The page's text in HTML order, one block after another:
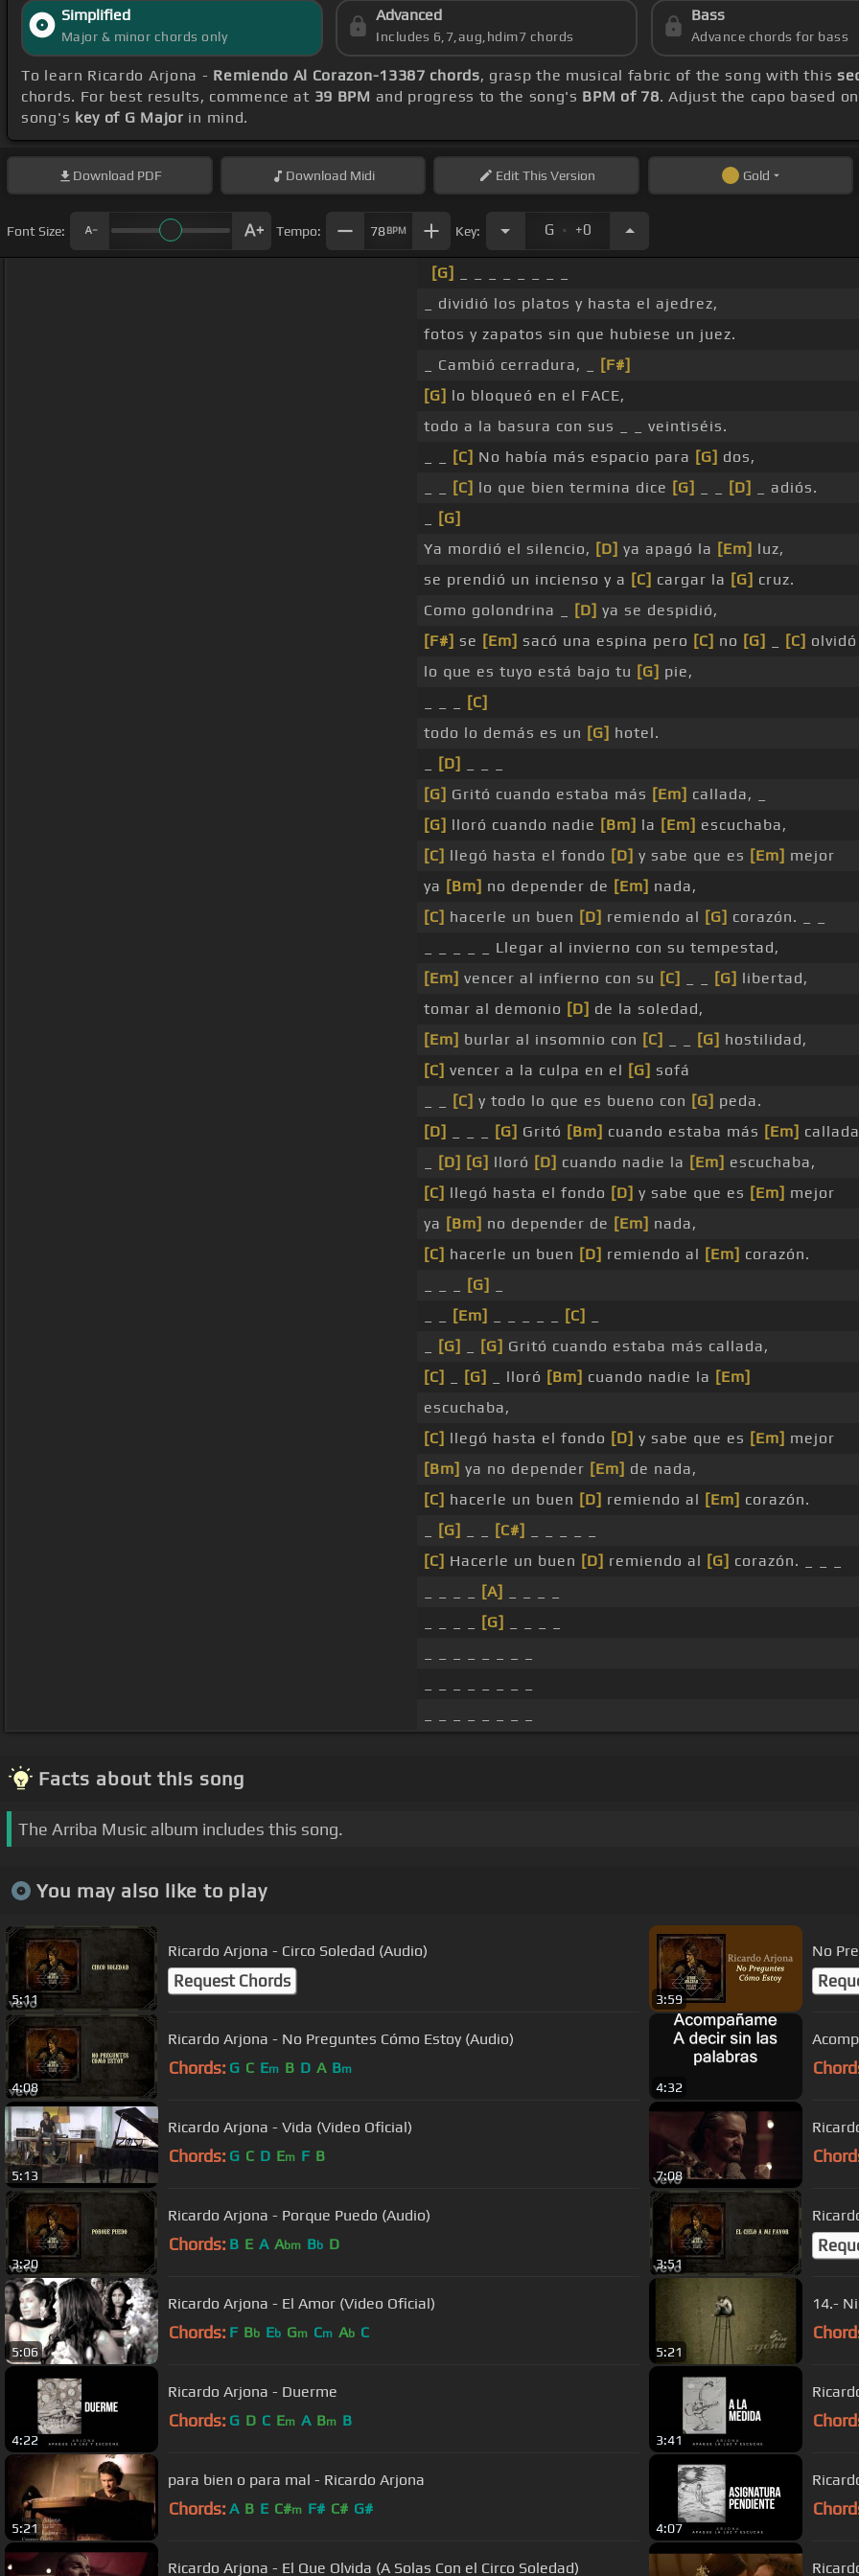
Simplified
Major & minor chords only
Advanced
Includes 6,7,aug,hdim7 chords
Bass
Advance chords for bass
To learn Ricardo Arjona - Remiendo Al Corazon-13387 chords, grasp the musical fabric of the song with this
chords. For best results, commence at 39 BPM and progress to the song's BPM of 78. Adjust the capo based
song's key of G Major in mind.
Download PDF Download Midi EditThis Version Gold
Font Size: Tempo: 78BPM Key: G . +0
[G]
_ dividió los platos y hasta el ajedrez,
fotos y zapatos sin que hubiese un juez.
_ Cambió cerradura, _
[F#]
[G] lo bloqueó en el FACE,
todo a la basura con sus _ _ veintiséis.
[C] No había más espacio para [G] dos,
[C] lo que bien termina dice [G] [D]
_ adiós.
[G]
Ya mordió el silencio, [D] ya apagó la [Em] luz,
se prendió un incienso y a [C] cargar la [G] cruz.
Como golondrina _
[D] ya se despidió,
[F#] se [Em] sacó una espina pero [C] no [G] [C] olvidó
lo que es tuyo está bajo tu [G] pie,
[C]
todo lo demás es un [G] hotel.
[D]
[G] Gritó cuando estaba más [Em] callada, _
[G] lloró cuando nadie [Bm] la [Em] escuchaba,
[C] llegó hasta el fondo [D] y sabe que es [Em] mejor
ya [Bm] no depender de [Em] nada,
[C] hacerle un buen [D] remiendo al [G] corazón. _ _
_ _ _ _ _ Llegar al invierno con su tempestad,
[Em] vencer al infierno con su [C] [G] libertad,
tomar al demonio [D] de la soledad,
[Em] burlar al insomnio con [C] [G] hostilidad,
[C] vencer a la culpa en el [G] sofá
[C] y todo lo que es bueno con [G] peda.
[D]
[G] Gritó [Bm] cuando estaba más [Em]
[D] [G] lloró [D] cuando nadie la [Em] escuchaba,
[C] llegó hasta el fondo [D] y sabe que es [Em] mejor
ya [Bm] no depender de [Em] nada,
[C] hacerle un buen [D] remiendo al [Em] corazón.
[G]
[Em] [C]
[G] [G] Gritó cuando estaba más callada,
[C]
[G] _ lloró [Bm] cuando nadie la [Em]
escuchaba,
[C] llegó hasta el fondo [D] y sabe que es [Em] mejor
[Bm] ya no depender [Em] de nada,
[C] hacerle un buen [D] remiendo al [Em] corazón.
[G] [C#]
[C] Hacerle un buen [D] remiendo al [G] corazón. _ _ _
[A]
[G]
Facts about this song
The Arriba Music album includes this song.
You may also like to play
5:11
Ricardo Arjona - Circo Soledad (Audio)
Request Chords
3:59
No
4:08
Ricardo Arjona - No Preguntes Cómo Estoy (Audio)
Chords: G C Em B D A Bm
4:32
5:13
Ricardo Arjona - Vida (Video Oficial)
Chords: G C D Em F B
7:08
3:20
Ricardo Arjona - Porque Puedo (Audio)
Chords: B E A Abm Bb D
3:51
5:06
Ricardo Arjona - El Amor (Video Oficial)
Chords: F Bb Eb Gm Cm Ab C
5:21
14.-
4:22
Ricardo Arjona - Duerme
Chords: G D C Em A Bm B
3:41
5:21
para bien o para mal - Ricardo Arjona
Chords: A B E C#m F# C# G#
4:07
Ricardo Arjona - El Que Olvida (A Solas Con el Circo Soledad)